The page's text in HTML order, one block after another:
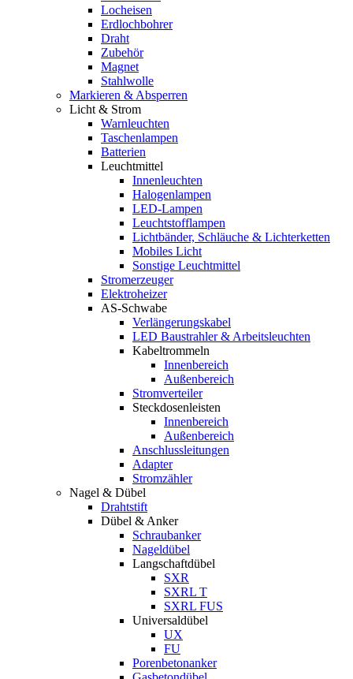
Locheisen
Erdlochbohrer
Draht
Zubehör
Magnet
Stahlwolle
Markieren & Absperren
Licht & Strom
Warnleuchten
Taschenlampen
Batterien
Leuchtmittel
Innenleuchten
Halogenlampen
LED-Lampen
Leuchtstofflampen
Lichtbänder, Schläuche & Lichterketten
Mobiles Licht
Sonstige Leuchtmittel
Stromerzeuger
Elektroheizer
AS-Schwabe
Verlängerungskabel
LED Baustrahler & Arbeitsleuchten
Kabeltrommeln
Innenbereich
Außenbereich
Stromverteiler
Steckdosenleisten
Innenbereich
Außenbereich
Anschlussleitungen
Adapter
Stromzähler
Nagel & Dübel
Drahtstift
Dübel & Anker
Schraubanker
Nageldübel
Langschaftdübel
SXR
SXRL T
SXRL FUS
Universaldübel
UX
FU
Porenbetonanker